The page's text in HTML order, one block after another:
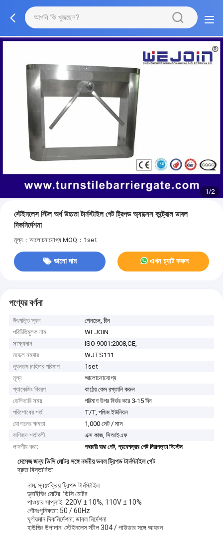
1/2
স্টেইনলেস স্টিল অর্ধ উচ্চতা টার্নস্টাইল গেট ট্রিপড অ্যাক্সেস কন্ট্রোল ডাবল
দিকনির্দেশনা
মূল্য：আলোচনাযোগ্য MOQ：1set
ভালো দাম এখন চ্যাট করুন
পণ্যের বর্ণনা
উৎপত্তি স্থল
শেনচেন, চীন
পরিচিতিমুলক নাম
WEJOIN
সাক্ষ্যদান
ISO 9001:2008,CE,
মডেল নম্বার
WJTS111
ন্যূনতম চাহিদার পরিমাণ
1set
মূল্য
আলোচনাযোগ্য
প্যাকেজিং বিবরণ
কাঠের কেস রপ্তানি করুন
ডেলিভারি সময়
পরিমাণ উপর নির্ভর করে 3-15 দিন
পরিশোধের শর্ত
T/T, পশ্চিম ইউনিয়ন
যোগানের ক্ষমতা
1,000 সেট / মাস
বাণিজ্য শর্তাবলী
এক্স কাজ, সিআইএফ
লক্ষণীয় করা:
পথচারী বাধা গেট,প্রবেশদ্বার গেট নিরাপত্তা সিস্টেম
মেসেজ জন্য ডিসি মোটর সঙ্গে নমনীয় ডবল ট্রিপড টার্নস্টাইল গেট
দ্রুত বিস্তারিত:
নাম; স্বয়ংক্রিয় ট্রিপড টার্নস্টাইল
ড্রাইভিং মোটর: ডিসি মোটর
পাওয়ার সাপ্লাই: 220V ± 10%, 110V ± 10%
পৌনঃপুনিকতা: 50 / 60Hz
ঘূর্ণায়মান দিকনির্দেশনা: ডাবল নির্দেশনা
হাউজিং উপাদান: স্টেইনলেস স্টীল 304 / পাউডার সঙ্গে আয়রন